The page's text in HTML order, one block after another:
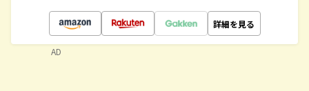
詳細を見る
AD